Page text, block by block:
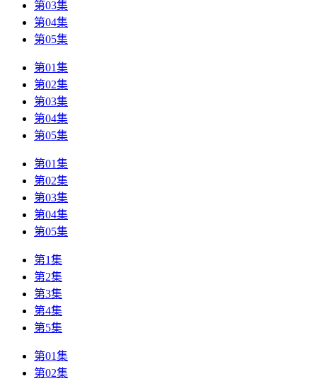
第03集
第04集
第05集
第01集
第02集
第03集
第04集
第05集
第01集
第02集
第03集
第04集
第05集
第1集
第2集
第3集
第4集
第5集
第01集
第02集